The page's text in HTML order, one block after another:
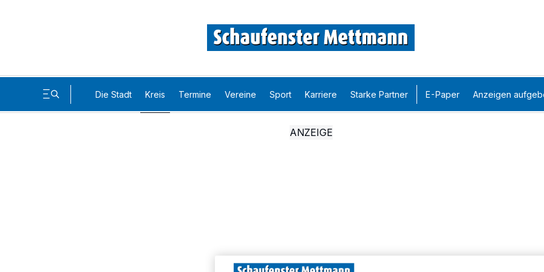
Die Stadt Kreis Termine Vereine Sport Karriere Starke Partner E-Paper Anzeigen